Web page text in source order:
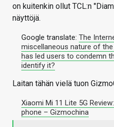
on kuitenkin ollut TCL:n
näyttöjä.
Google translate: The
miscellaneous nature of
has led users to condemn
identify it?
Laitan tähän vielä tuon
Xiaomi Mi 11 Lite 5G
phone – Gizmochina